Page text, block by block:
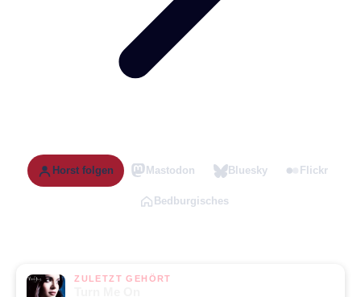
Horst folgen Mastodon Bluesky Flickr
Bedburgisches
ZULETZT GEHÖRT